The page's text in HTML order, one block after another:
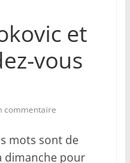
et
vous
commentaire
mots sont de
dimanche pour